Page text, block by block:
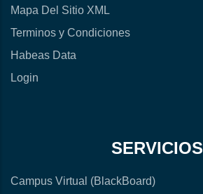
Mapa Del Sitio XML
Terminos y Condiciones
Habeas Data
Login
SERVICIOS
Campus Virtual (BlackBoard)